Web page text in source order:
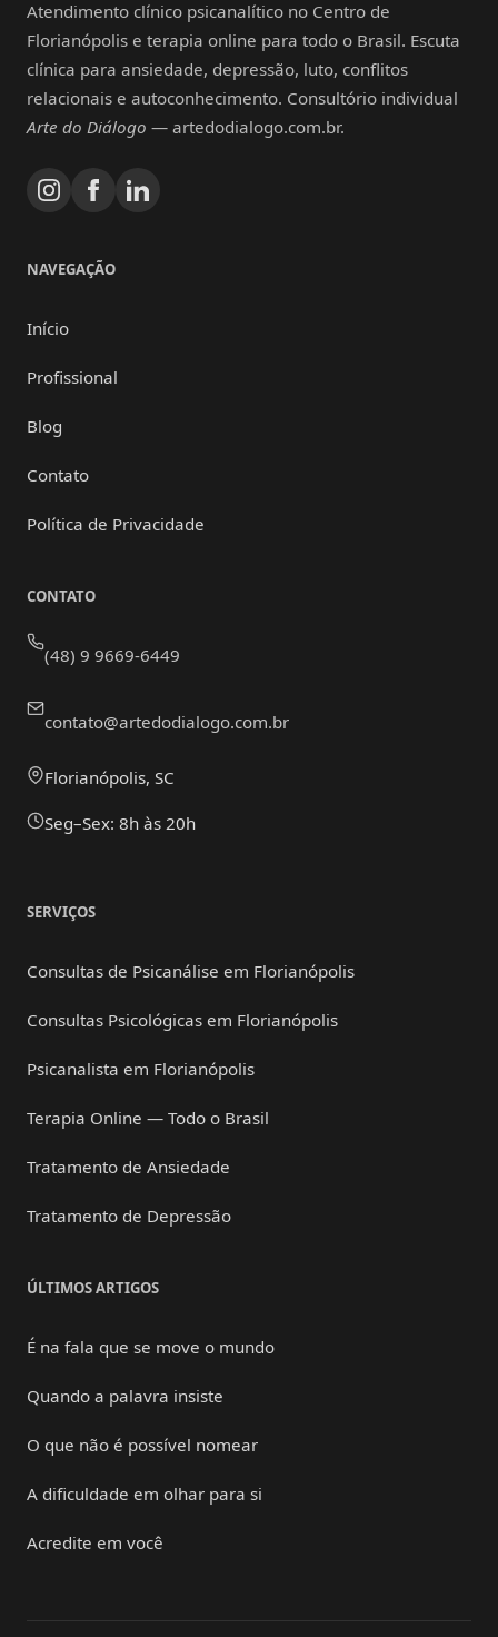
Atendimento clínico psicanalítico no Centro de
Florianópolis e terapia online para todo o Brasil. Escuta
clínica para ansiedade, depressão, luto, conflitos
relacionais e autoconhecimento. Consultório individual
Arte do Diálogo — artedodialogo.com.br.
NAVEGAÇÃO
Início
Profissional
Blog
Contato
Política de Privacidade
CONTATO
(48) 9 9669-6449
contato@artedodialogo.com.br
Florianópolis, SC
Seg–Sex: 8h às 20h
SERVIÇOS
Consultas de Psicanálise em Florianópolis
Consultas Psicológicas em Florianópolis
Psicanalista em Florianópolis
Terapia Online — Todo o Brasil
Tratamento de Ansiedade
Tratamento de Depressão
ÚLTIMOS ARTIGOS
É na fala que se move o mundo
Quando a palavra insiste
O que não é possível nomear
A dificuldade em olhar para si
Acredite em você